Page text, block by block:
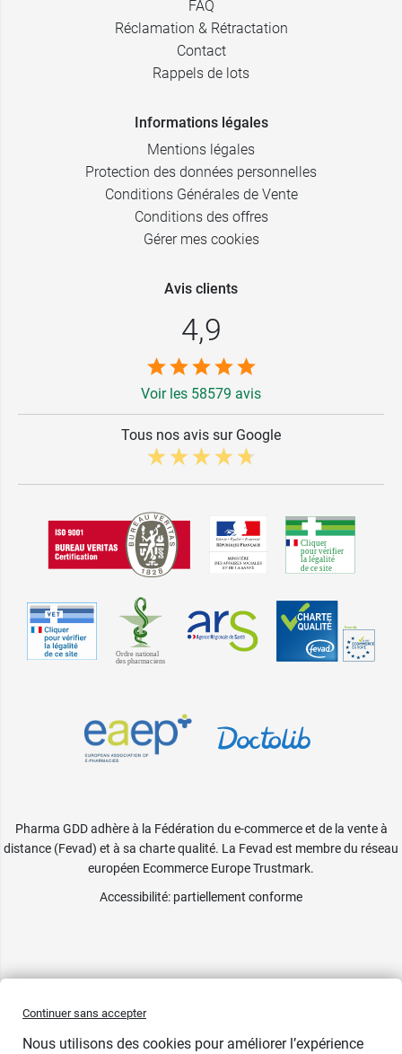
FAQ
Réclamation & Rétractation
Contact
Rappels de lots
Informations légales
Mentions légales
Protection des données personnelles
Conditions Générales de Vente
Conditions des offres
Gérer mes cookies
Avis clients
4,9
Voir les 58579 avis
Tous nos avis sur Google
Pharma GDD adhère à la Fédération du e-commerce et de la vente à
distance (Fevad) et à sa charte qualité. La Fevad est membre du réseau
européen Ecommerce Europe Trustmark.
Accessibilité: partiellement conforme
Continuer sans accepter
Nous utilisons des cookies pour améliorer l’expérience